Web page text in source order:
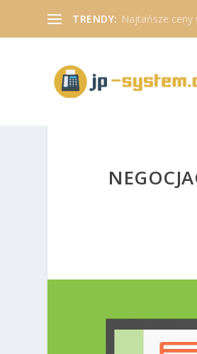
TRENDY: Najtańsze ceny